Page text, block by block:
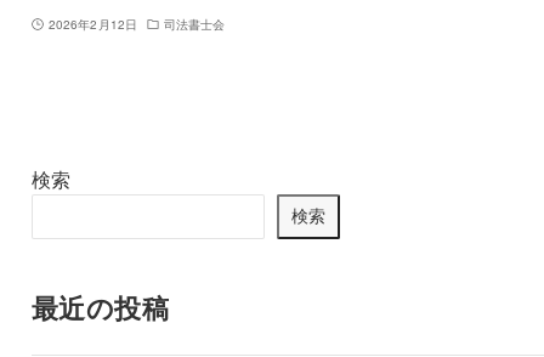
2026年2月12日 司法書士会
検索
検索
最近の投稿